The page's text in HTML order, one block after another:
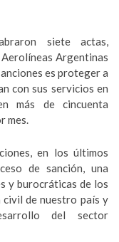
siete actas,
Argentinas
es proteger a
con sus servicios en
más de cincuenta
mes.
en los últimos
de sanción, una
y burocráticas de los
civil de nuestro país y
del sector